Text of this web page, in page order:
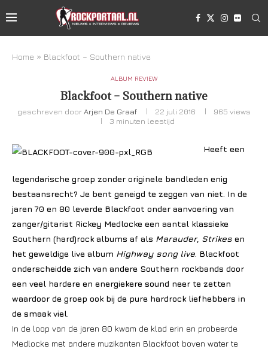
Home » Blackfoot – Southern native
ALBUM REVIEW
Blackfoot – Southern native
geschreven doorArjen De Graaf 22 juli 2016 965 views
3 minuten leestijd
Heeft een
legendarische groep zonder originele bandleden enig
bestaansrecht? Je bent geneigd te zeggen van niet. In de
jaren 70 en 80 leverde Blackfoot onder aanvoering van
zanger/gitarist Rickey Medlocke een aantal klassieke
Southern (hard)rock albums af als Marauder, Strikes en
het geweldige live album Highway song live. Blackfoot
onderscheidde zich van andere Southern rockbands door
een veel hardere en energiekere sound neer te zetten
waardoor de groep ook bij de pure hardrock liefhebbers in
de smaak viel.
In de loop van de jaren 80 kwam de klad erin en probeerde
Medlocke met andere muzikanten Blackfoot boven water te